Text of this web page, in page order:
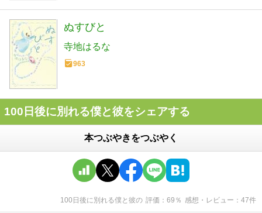
ぬすびと
寺地はるな
963
100日後に別れる僕と彼をシェアする
本つぶやきをつぶやく
100日後に別れる僕と彼の 評価 69 ％ 感想・レビュー 47件